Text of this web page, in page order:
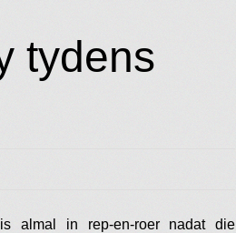
tydens
almal in rep-en-roer nadat die